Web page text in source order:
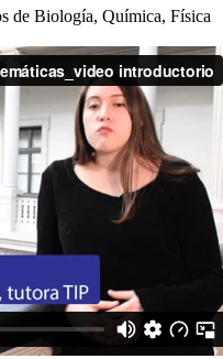
de Biología, Química, Física